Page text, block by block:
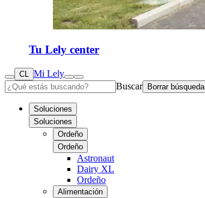
Tu Lely center
CL
Mi Lely
Buscar
Borrar búsqueda
Soluciones
Soluciones
Ordeño
Ordeño
Astronaut
Dairy XL
Ordeño
Alimentación